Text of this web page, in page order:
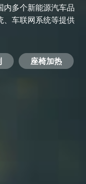
多个新能源汽车品
、车联网系统等提供
座椅加热
电机驱动
服务器电源
机顶盒
智能交通